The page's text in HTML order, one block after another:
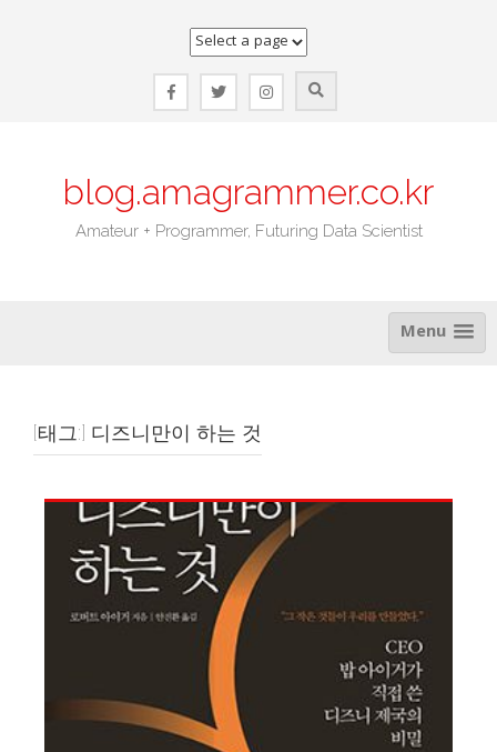
blog.amagrammer.co.kr
Amateur + Programmer, Futuring Data Scientist
Menu
[태그:] 디즈니만이 하는 것